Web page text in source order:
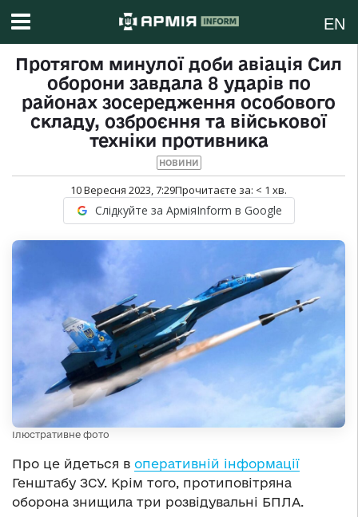
EN
Протягом минулої доби авіація Сил
оборони завдала 8 ударів по
районах зосередження особового
складу, озброєння та військової
техніки противника
НОВИНИ
10 Вересня 2023, 7:29Прочитаєте за: < 1 хв.
Слідкуйте за АрміяInform в Google
Ілюстративне фото
Про це йдеться в оперативній інформації
Генштабу ЗСУ. Крім того, протиповітряна
оборона знищила три розвідувальні БПЛА.